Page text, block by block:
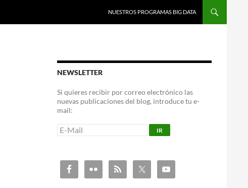
NUESTROS PROGRAMAS BIG DATA
NEWSLETTER
Si quieres recibir por correo electrónico las
nuevas publicaciones del blog, introduce tu e-
mail: